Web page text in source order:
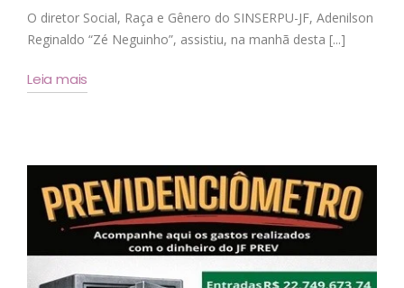
O diretor Social, Raça e Gênero do SINSERPU-JF, Adenilson
Reginaldo “Zé Neguinho”, assistiu, na manhã desta [...]
Leia mais